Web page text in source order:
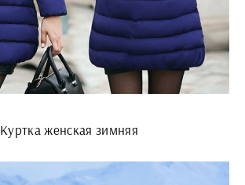
Куртка женская зимняя